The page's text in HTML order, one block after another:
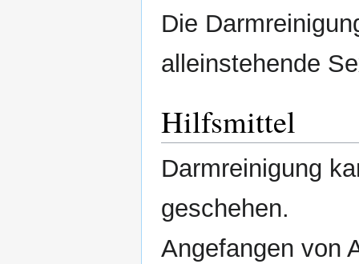
Die
alleinstehende
Hilfsmittel
Darmreinigung
geschehen.
Angefangen von